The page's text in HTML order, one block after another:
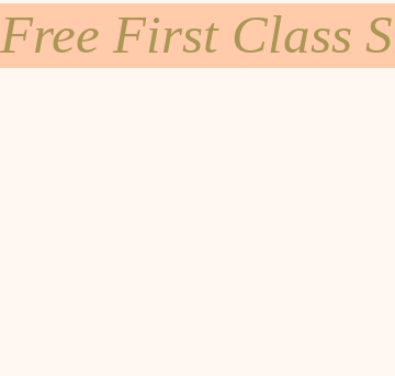
Free First Class